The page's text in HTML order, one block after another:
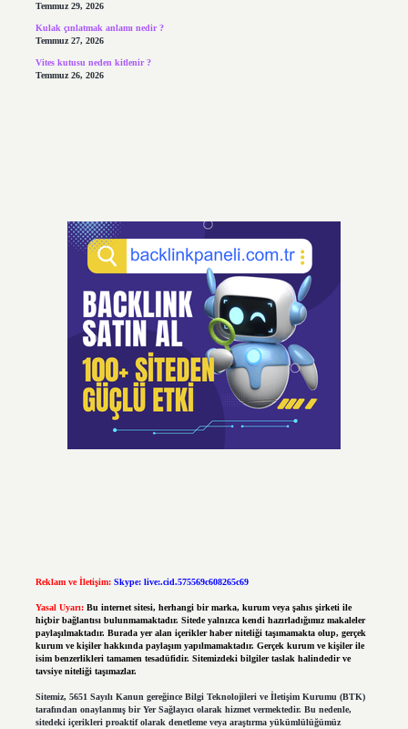
Temmuz 29, 2026
Kulak çınlatmak anlamı nedir ?
Temmuz 27, 2026
Vites kutusu neden kitlenir ?
Temmuz 26, 2026
Reklam ve İletişim: Skype: live:.cid.575569c608265c69
Yasal Uyarı: Bu internet sitesi, herhangi bir marka, kurum veya şahıs şirketi ile
hiçbir bağlantısı bulunmamaktadır. Sitede yalnızca kendi hazırladığımız makaleler
paylaşılmaktadır. Burada yer alan içerikler haber niteliği taşımamakta olup, gerçek
kurum ve kişiler hakkında paylaşım yapılmamaktadır. Gerçek kurum ve kişiler ile
isim benzerlikleri tamamen tesadüfidir. Sitemizdeki bilgiler taslak halindedir ve
tavsiye niteliği taşımazlar.
Sitemiz, 5651 Sayılı Kanun gereğince Bilgi Teknolojileri ve İletişim Kurumu (BTK)
tarafından onaylanmış bir Yer Sağlayıcı olarak hizmet vermektedir. Bu nedenle,
sitedeki içerikleri proaktif olarak denetleme veya araştırma yükümlülüğümüz